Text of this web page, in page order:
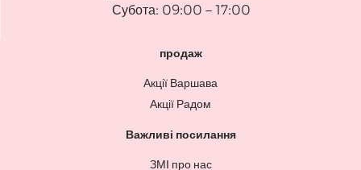
Субота: 09:00 – 17:00
продаж
Акції Варшава
Акції Радом
Важливі посилання
ЗМІ про нас